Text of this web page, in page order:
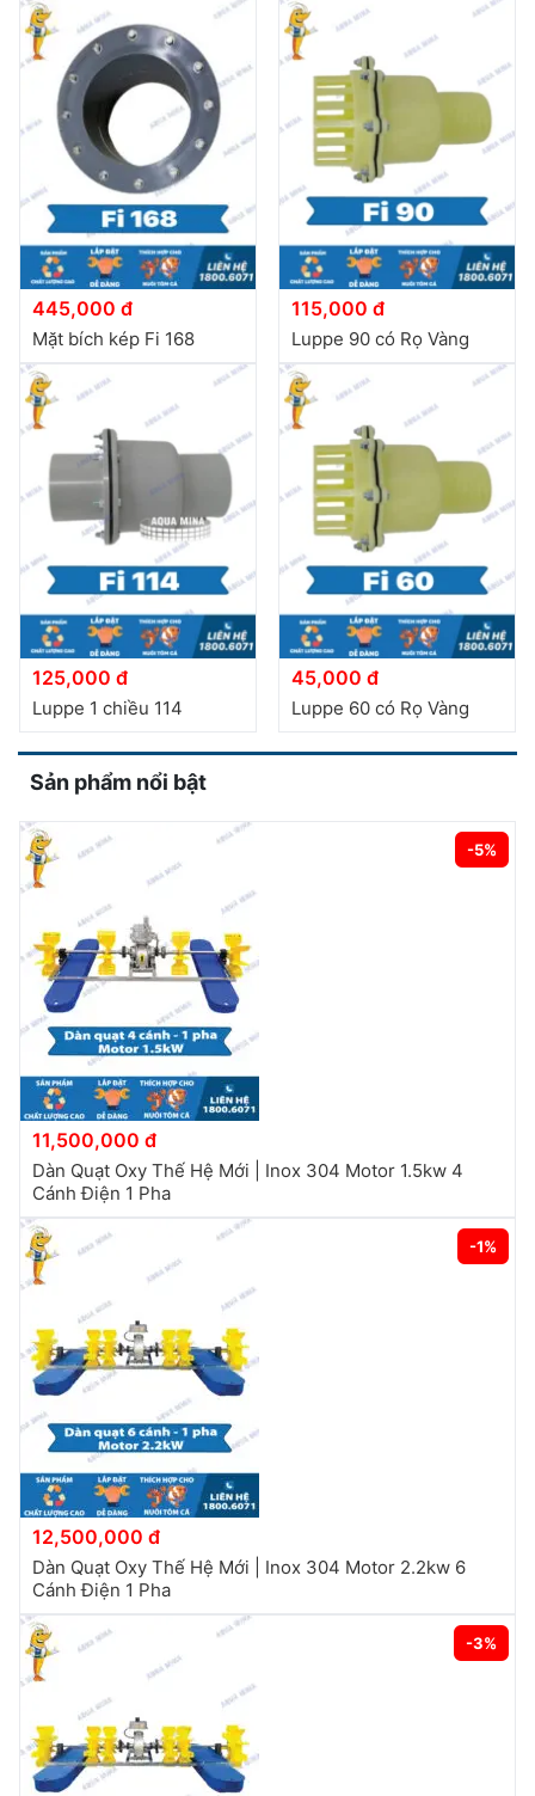
445,000 đ
Mặt bích kép Fi 168
115,000 đ
Luppe 90 có Rọ Vàng
125,000 đ
Luppe 1 chiều 114
45,000 đ
Luppe 60 có Rọ Vàng
Sản phẩm nổi bật
-5%
11,500,000 đ
Dàn Quạt Oxy Thế Hệ Mới | Inox 304 Motor 1.5kw 4
Cánh Điện 1 Pha
-1%
12,500,000 đ
Dàn Quạt Oxy Thế Hệ Mới | Inox 304 Motor 2.2kw 6
Cánh Điện 1 Pha
-3%